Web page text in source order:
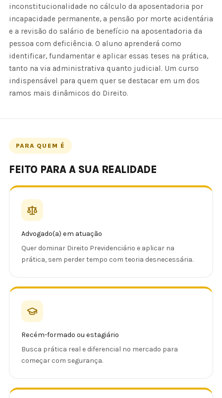
inconstitucionalidade no cálculo da aposentadoria por
incapacidade permanente, a pensão por morte acidentária
e a revisão do salário de benefício na aposentadoria da
pessoa com deficiência. O aluno aprenderá como
identificar, fundamentar e aplicar essas teses na prática,
tanto na via administrativa quanto judicial. Um curso
indispensável para quem quer se destacar em um dos
ramos mais dinâmicos do Direito.
PARA QUEM É
FEITO PARA A SUA REALIDADE
Advogado(a) em atuação
Quer dominar Direito Previdenciário e aplicar na
prática, sem perder tempo com teoria desnecessária.
Recém-formado ou estagiário
Busca prática real e diferencial no mercado para
começar com segurança.